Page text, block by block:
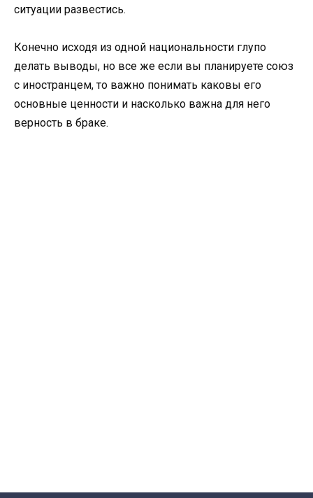
ситуации развестись.
Конечно исходя из одной национальности глупо
делать выводы, но все же если вы планируете союз
с иностранцем, то важно понимать каковы его
основные ценности и насколько важна для него
верность в браке.